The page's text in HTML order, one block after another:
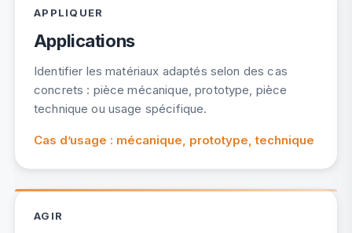
APPLIQUER
Applications
Identifier les matériaux adaptés selon des cas
concrets : pièce mécanique, prototype, pièce
technique ou usage spécifique.
Cas d’usage : mécanique, prototype, technique
AGIR